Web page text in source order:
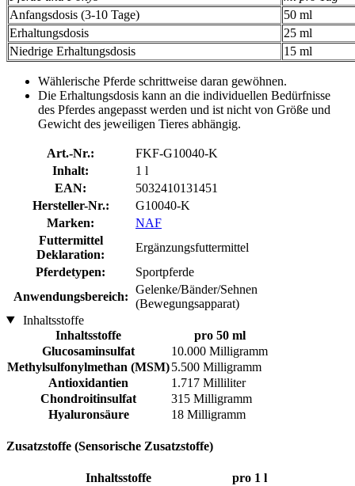
Anfangsdosis (3-10 Tage)
50 ml
Erhaltungsdosis
25 ml
Niedrige Erhaltungsdosis
15 ml
Wählerische Pferde schrittweise daran gewöhnen.
Die Erhaltungsdosis kann an die individuellen Bedürfnisse
des Pferdes angepasst werden und ist nicht von Größe und
Gewicht des jeweiligen Tieres abhängig.
Art.-Nr.:
FKF-G10040-K
Inhalt:
1 l
EAN:
5032410131451
Hersteller-Nr.:
G10040-K
Marken:
NAF
Futtermittel
Deklaration:
Ergänzungsfuttermittel
Pferdetypen:
Sportpferde
Anwendungsbereich:
Gelenke/Bänder/Sehnen
(Bewegungsapparat)
Inhaltsstoffe
Inhaltsstoffe
pro 50 ml
Glucosaminsulfat
10.000 Milligramm
Methylsulfonylmethan (MSM)5.500 Milligramm
Antioxidantien
1.717 Milliliter
Chondroitinsulfat
315 Milligramm
Hyaluronsäure
18 Milligramm
Zusatzstoffe (Sensorische Zusatzstoffe)
Inhaltsstoffe
pro 1 l